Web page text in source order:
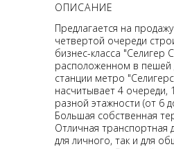
ОПИСАНИЕ
Предлагается на
четвертой очереди
бизнес-класса "Селигер
расположенном в пешей
станции метро
насчитывает 4 очереди,
разной этажности (от 6
Большая собственная
Отличная транспортная
для личного, так и для